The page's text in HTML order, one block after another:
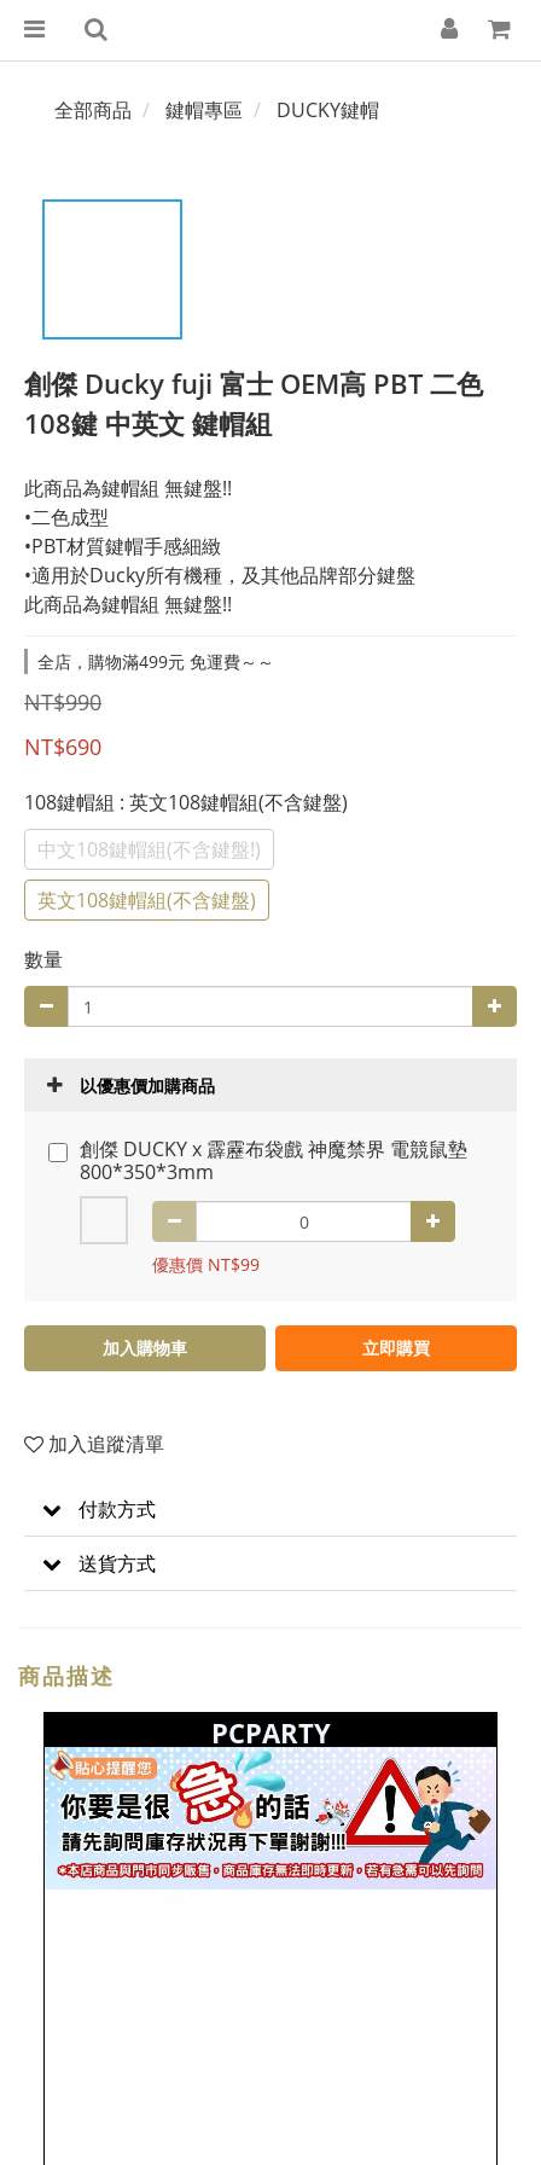
全部商品 鍵帽專區 DUCKY鍵帽
創傑 Ducky fuji 富士 OEM高 PBT 二色
108鍵 中英文 鍵帽組
此商品為鍵帽組 無鍵盤!!
•二色成型
•PBT材質鍵帽手感細緻
•適用於Ducky所有機種，及其他品牌部分鍵盤
此商品為鍵帽組 無鍵盤!!
全店，購物滿499元 免運費～～
NT$990
NT$690
108鍵帽組 : 英文108鍵帽組(不含鍵盤)
中文108鍵帽組(不含鍵盤!)
英文108鍵帽組(不含鍵盤)
數量
以優惠價加購商品
創傑 DUCKY x 霹靂布袋戲 神魔禁界 電競鼠墊
800*350*3mm
優惠價 NT$99
加入購物車 立即購買
加入追蹤清單
付款方式
送貨方式
商品描述
PCPARTY